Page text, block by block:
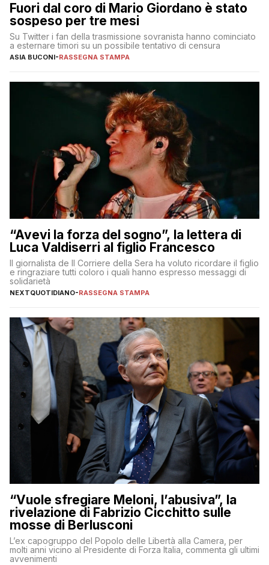
Fuori dal coro di Mario Giordano è stato
sospeso per tre mesi
Su Twitter i fan della trasmissione sovranista hanno cominciato
a esternare timori su un possibile tentativo di censura
ASIA BUCONI-RASSEGNA STAMPA
“Avevi la forza del sogno”, la lettera di
Luca Valdiserri al figlio Francesco
Il giornalista de Il Corriere della Sera ha voluto ricordare il figlio
e ringraziare tutti coloro i quali hanno espresso messaggi di
solidarietà
NEXTQUOTIDIANO-RASSEGNA STAMPA
“Vuole sfregiare Meloni, l’abusiva”, la
rivelazione di Fabrizio Cicchitto sulle
mosse di Berlusconi
L’ex capogruppo del Popolo delle Libertà alla Camera, per
molti anni vicino al Presidente di Forza Italia, commenta gli ultimi
avvenimenti